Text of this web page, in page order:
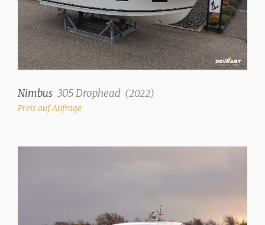
1 (+ Heckdusche w+k)
Toiletten
1 (elektrisch)
24" im Salon inkl.
Antenne
Nimbus 305 Drophead (2022)
Preis auf Anfrage